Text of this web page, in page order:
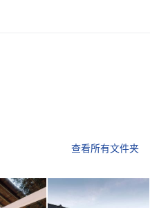
查看所有文件夹